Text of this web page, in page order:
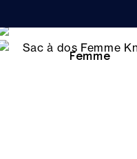
Femme